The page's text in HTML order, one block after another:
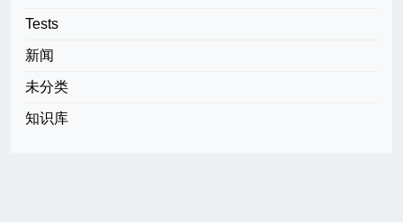
Tests
新闻
未分类
知识库